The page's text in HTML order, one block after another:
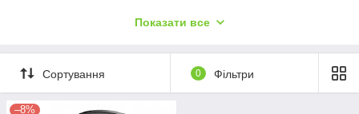
Магнітні автотримачі для смартфона
До уваги відвідувачів представлено кілька різновидів
Показати все
Сортування 0 Фільтри
–8%